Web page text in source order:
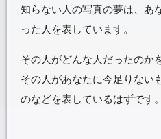
知らない人の写真の夢は、あ
った人を表しています。
その人がどんな人だったのか
その人があなたに今足りない
のなどを表しているはずです。